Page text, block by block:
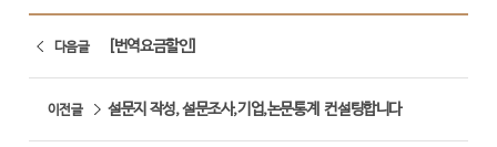
다음글 [번역요금할인]
이전글 설문지 작성, 설문조사,기업,논문통계  컨설팅합니다